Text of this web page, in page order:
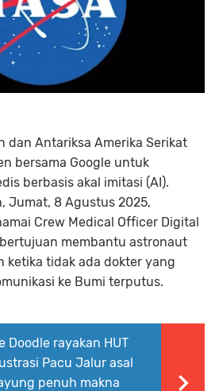
dan Antariksa Amerika Serikat
bersama Google untuk
berbasis akal imitasi (AI).
Jumat, 8 Agustus 2025,
Crew Medical Officer Digital
membantu astronaut
ketika tidak ada dokter yang
ke Bumi terputus.
Doodle rayakan HUT
Pacu Jalur asal
penuh makna